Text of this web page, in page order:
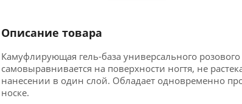
Описание товара
Камуфлирующая гель-база универсального
самовыравнивается на поверхности ногтя, не
нанесении в один слой. Обладает одновременно
носке.